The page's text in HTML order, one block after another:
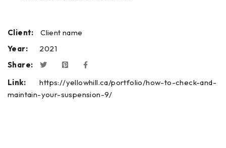
Client:
Client name
Year:
2021
Share:
Link:
https://yellowhill.ca/portfolio/how-to-check-and-
maintain-your-suspension-9/